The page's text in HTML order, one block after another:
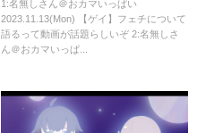
1:名無しさん＠おカマいっぱい
2023.11.13(Mon) 【ゲイ】フェチについて
語るって動画が話題らしいぞ 2:名無しさ
ん＠おカマいっぱ...